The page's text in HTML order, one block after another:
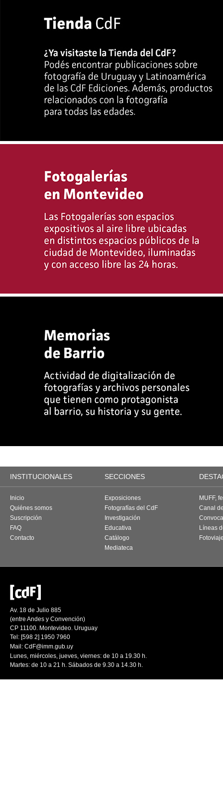
INSTITUCIONALES SECCIONES
Inicio
Quiénes somos
Suscripción
FAQ
Contacto
Exposiciones
Fotografías del CdF
Investigación
Educativa
Catálogo
Mediateca
MUFF,
Canal
Líneas
Av. 18 de Julio 885
(entre Andes y Convención)
CP 11100. Montevideo. Uruguay
Tel: [598 2] 1950 7960
Mail: CdF@imm.gub.uy
Lunes, miércoles, jueves, viernes: de 10 a 19.30 h.
Martes: de 10 a 21 h. Sábados de 9.30 a 14.30 h.